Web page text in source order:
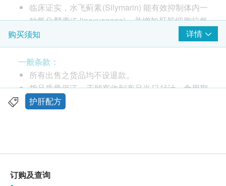
临床证实，水飞蓟素(Silymarin) 能有效抑制体内一
种氧化酵素(5-lipoxyenase)、并增加肝脏细胞抗氧
化酵素(GSH)的浓度，免受自由基侵害。研究证
实，缺乏以上元素，会导致多项肝脏问题。
L-半胱胺酸(L-Cysteine) 是体内一种重要的抗氧化
剂，可以清除人体内的自由基，缓解肝脏的负担。
特别适合烟、酒、有害物质之破坏。
德国传统草本护肝配方(GLO-HEPA)，进一步提升
肝脏功能。
重金属或细菌，适合长期服用。
购买须知 详情
一般条款：
所有出售之货品均不设退款。
货品质量保证，于顾客收到产品当日起计，食用期
应最少有9个月或以上。
购买产品总额满HK$300，即可享本地免费送货服
护肝配方
订购及查询